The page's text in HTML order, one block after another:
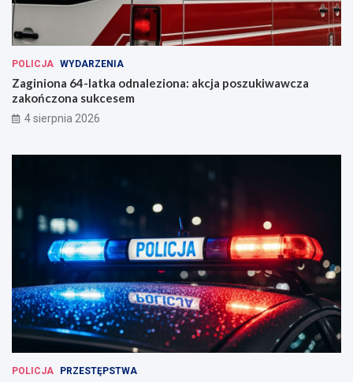
POLICJA WYDARZENIA
Zaginiona 64-latka odnaleziona: akcja poszukiwawcza
zakończona sukcesem
4 sierpnia 2026
POLICJA PRZESTĘPSTWA